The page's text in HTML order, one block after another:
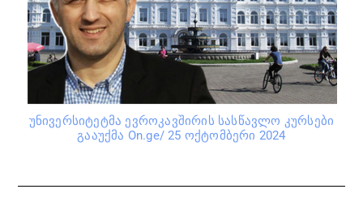
უნივერსიტეტმა ევროკავშირის სასწავლო კურსები
გააუქმა On.ge/ 25 ოქტომბერი 2024